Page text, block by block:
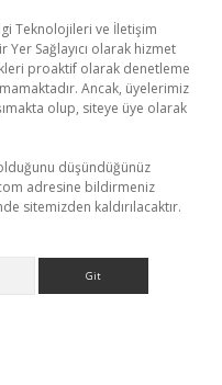
Teknolojileri ve İletişim
Yer Sağlayıcı olarak hizmet
proaktif olarak denetleme
Ancak, üyelerimiz
olup, siteye üye olarak
düşündüğünüz
adresine bildirmeniz
sitemizden kaldırılacaktır.